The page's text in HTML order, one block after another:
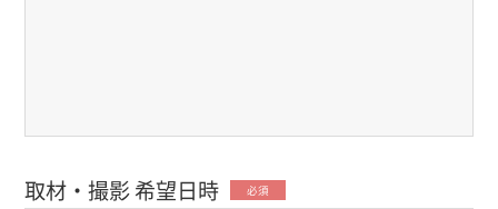
取材・撮影 希望日時 必須